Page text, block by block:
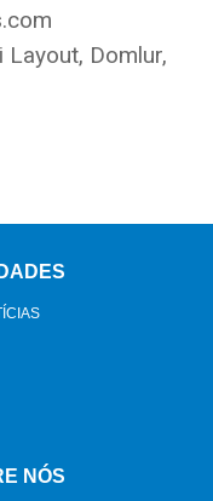
Domlur,
NÓS